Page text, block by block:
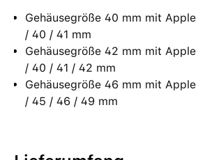
Gehäusegröße 40 mm mit
/ 40 / 41 mm
Gehäusegröße 42 mm mit
/ 40 / 41 / 42 mm
Gehäusegröße 46 mm mit
/ 45 / 46 / 49 mm